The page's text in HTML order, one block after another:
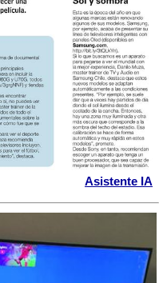
Asistente IA